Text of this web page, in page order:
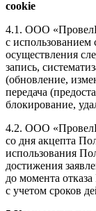
cookie
4.1. ООО
с использованием
осуществления
запись,
(обновление,
передача
блокирование,
4.2. ООО
со дня акцепта
использования
достижения
до момента
с учетом сроков